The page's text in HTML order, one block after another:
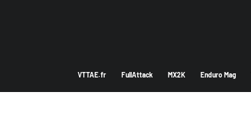
VTTAE.fr FullAttack MX2K Enduro Mag